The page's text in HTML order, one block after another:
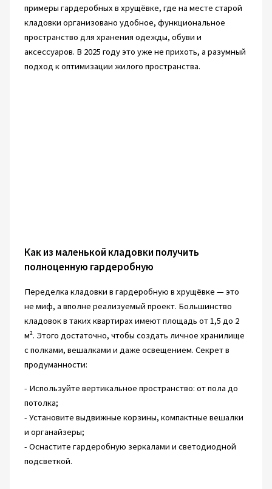
примеры гардеробных в хрущёвке, где на месте старой
кладовки организовано удобное, функциональное
пространство для хранения одежды, обуви и
аксессуаров. В 2025 году это уже не прихоть, а разумный
подход к оптимизации жилого пространства.
Как из маленькой кладовки получить
полноценную гардеробную
Переделка кладовки в гардеробную в хрущёвке — это
не миф, а вполне реализуемый проект. Большинство
кладовок в таких квартирах имеют площадь от 1,5 до 2
м². Этого достаточно, чтобы создать личное хранилище
с полками, вешалками и даже освещением. Секрет в
продуманности:
- Используйте вертикальное пространство: от пола до
потолка;
- Установите выдвижные корзины, компактные вешалки
и органайзеры;
- Оснастите гардеробную зеркалами и светодиодной
подсветкой.